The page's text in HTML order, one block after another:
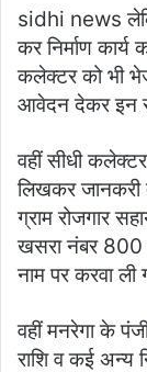
sidhi news
कर निर्माण कार्य
कलेक्टर को भी
आवेदन देकर इन
वहीं सीधी
लिखकर जानकरी
ग्राम रोजगार
खसरा नंबर 800
नाम पर करवा ली
वहीं मनरेगा के
राशि व कई अन्य